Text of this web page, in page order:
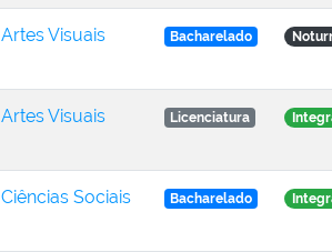
Artes Visuais Bacharelado
Artes Visuais Licenciatura
Ciências Sociais Bacharelado